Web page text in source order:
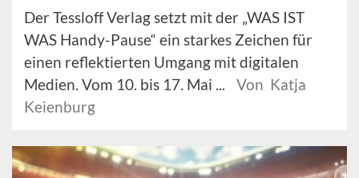
Der Tessloff Verlag setzt mit der „WAS IST
WAS Handy-Pause“ ein starkes Zeichen für
einen reflektierten Umgang mit digitalen
Medien. Vom 10. bis 17. Mai ...
Von Katja
Keienburg